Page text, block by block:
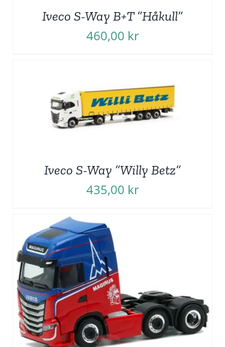
Iveco S-Way B+T ”Håkull”
460,00 kr
Iveco S-Way ”Willy Betz”
435,00 kr